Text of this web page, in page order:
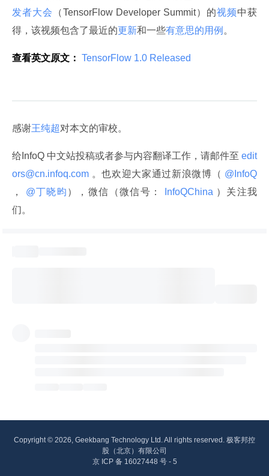
发者大会
（TensorFlow Developer Summit）的视频中获
得，该视频包含了最近的更新和一些有意思的用例 。
查看英文原文： TensorFlow 1.0 Released
感谢王纯超对本文的审校。
给InfoQ 中文站投稿或者参与内容翻译工作，请邮件至 edit
ors@cn.infoq.com 。也欢迎大家通过新浪微博（
，
@丁晓昀 ），微信（微信号： InfoQChina ）关注我
们。
Copyright © 2026, Geekbang Technology Ltd. All rights reserved. 极客邦控
股（北京）有限公司
京 ICP 备 16027448 号 - 5